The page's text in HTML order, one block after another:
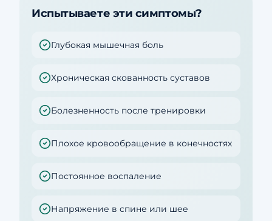
Испытываете эти симптомы?
Глубокая мышечная боль
Хроническая скованность суставов
Болезненность после тренировки
Плохое кровообращение в конечностях
Постоянное воспаление
Напряжение в спине или шее